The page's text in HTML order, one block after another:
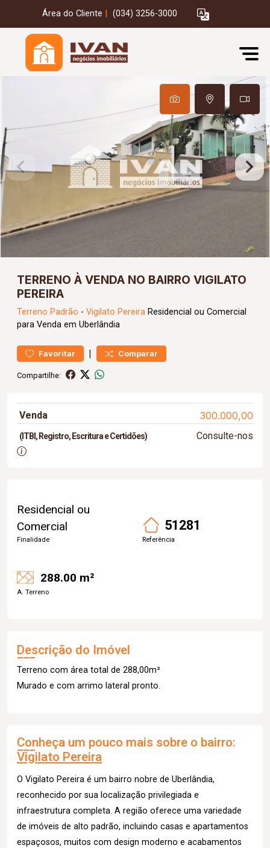
Área do Cliente (034) 3256-3000
TERRENO À VENDA NO BAIRRO VIGILATO
PEREIRA
Terreno Padrão - Vigilato Pereira Residencial ou Comercial
para Venda em Uberlândia
Favoritar | Comparar
Compartilhe:
Venda 300.000,00
(ITBI, Registro, Escritura e Certidões) Consulte-nos
Residencial ou
Comercial
Finalidade
51281
Referência
288.00 m²
A. Terreno
Descrição do Imóvel
Terreno com área total de 288,00m²
Murado e com arrimo lateral pronto.
Conheça um pouco mais sobre o bairro:
Vigilato Pereira
O Vigilato Pereira é um bairro nobre de Uberlândia,
reconhecido por sua localização privilegiada e
infraestrutura completa. A região oferece uma variedade
de imóveis de alto padrão, incluindo casas e apartamentos
espaçosos, muitos com design moderno e acabamentos